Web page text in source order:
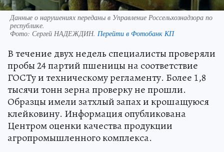
Данные о нарушениях переданы в Управление Россельхознадзора по
республике.
Фото: Сергей НАДЕЖДИН. Перейти в Фотобанк КП
В течение двух недель специалисты проверяли
пробы 24 партий пшеницы на соответствие
ГОСТу и техническому регламенту. Более 1,8
тысячи тонн зерна проверку не прошли.
Образцы имели затхлый запах и крошащуюся
клейковину. Информация опубликована
Центром оценки качества продукции
агропромышленного комплекса.